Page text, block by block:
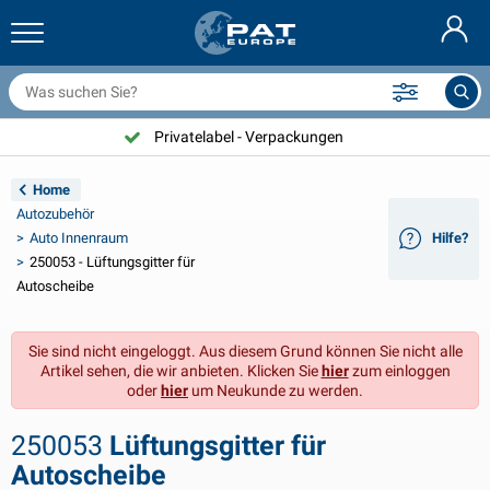
& Zubehör
beleuchtung
Beleuchtung Aspöck
Beleuchtung Radex
LED
Innenraum
& Solarartikel
& 24V Zubehör
Ganz- & Halbgaragen
& Wohnmobil außenbereich
& Wohnmobil innenbereich
zubehör
zubehör
und Beschläge
und Schäkel
Pflege
und Zubehör
& Feuer-Löschdecken
Freien
Produkten
Nederlands
English
Français
Svenska
Dansk
Suomalainen
Privatelabel - Verpackungen
Home
Autozubehör
Auto Innenraum
250053 - Lüftungsgitter für
Autoscheibe
Hilfe?
Sie sind nicht eingeloggt. Aus diesem Grund können Sie nicht alle
Artikel sehen, die wir anbieten. Klicken Siehierzum einloggen
oderhier um Neukunde zu werden.
250053 Lüftungsgitter für
Autoscheibe